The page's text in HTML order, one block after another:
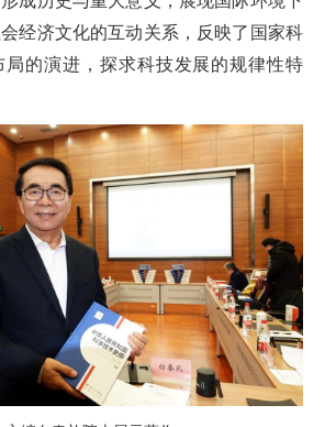
经济文化的互动关系，反映了国家科
局的演进，探求科技发展的规律性特